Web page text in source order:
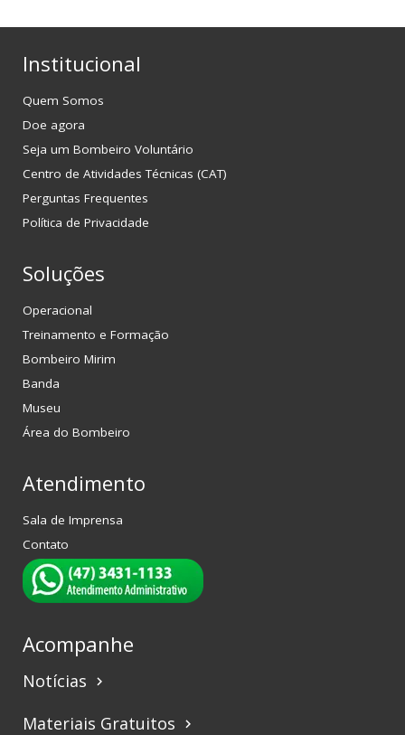
Institucional
Quem Somos
Doe agora
Seja um Bombeiro Voluntário
Centro de Atividades Técnicas (CAT)
Perguntas Frequentes
Política de Privacidade
Soluções
Operacional
Treinamento e Formação
Bombeiro Mirim
Banda
Museu
Área do Bombeiro
Atendimento
Sala de Imprensa
Contato
Acompanhe
Notícias keyboard_arrow_right
Materiais Gratuitos keyboard_arrow_right